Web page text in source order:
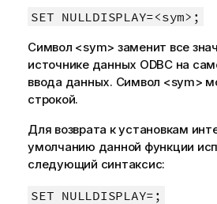
SET NULLDISPLAY=<sym>;
Символ <sym> заменит все
источнике данных ODBCна
ввода данных. Символ <sym>
строкой.
Для возврата к установкам
умолчанию данной функции
следующий синтаксис:
SET NULLDISPLAY=;